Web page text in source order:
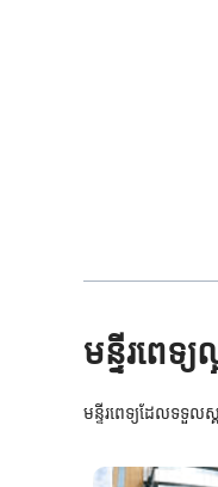
មន្ទីរពេទ្
មន្ទីរពេទ្យដែលទទួល